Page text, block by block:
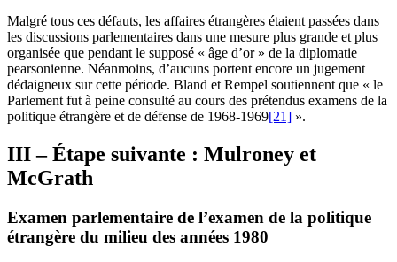
Malgré tous ces défauts, les affaires étrangères étaient passées dans
les discussions parlementaires dans une mesure plus grande et plus
organisée que pendant le supposé « âge d’or » de la diplomatie
pearsonienne. Néanmoins, d’aucuns portent encore un jugement
dédaigneux sur cette période. Bland et Rempel soutiennent que « le
Parlement fut à peine consulté au cours des prétendus examens de la
politique étrangère et de défense de 1968-1969[21] ».
III – Étape suivante : Mulroney et
McGrath
Examen parlementaire de l’examen de la politique
étrangère du milieu des années 1980